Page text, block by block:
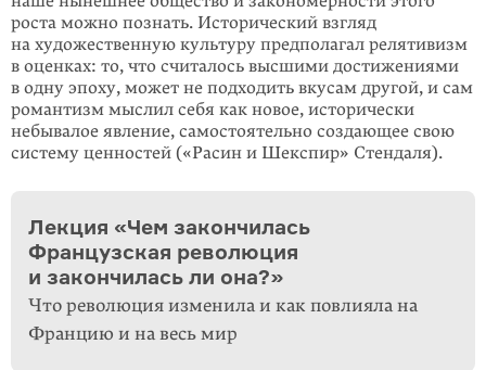
роста можно познать. Исторический взгляд
на художественную культуру предполагал релятивизм
в оценках: то, что считалось высшими достижениями
в одну эпоху, может не подходить вкусам другой, и сам
романтизм мыслил себя как новое, истори­чески
небывалое явление, самостоятельно создающее свою
систему ценностей («Расин и Шекспир» Стендаля).
Лекция «Чем закончилась
Французская революция
и закончилась ли она?»
Что революция изменила и как повлияла на
Францию и на весь мир